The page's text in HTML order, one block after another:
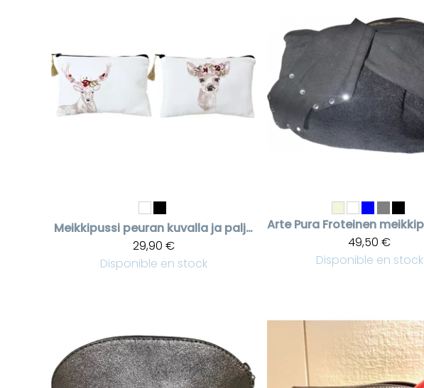
Meikkipussi peuran kuvalla ja paljeteilla
29,90 €
Disponible en stock
Arte Pura
49,50 €
Disponible en stock